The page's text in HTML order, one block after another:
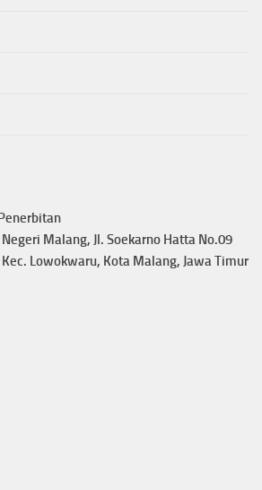
Malang, Jl. Soekarno Hatta No.09
Kec. Lowokwaru, Kota Malang, Jawa Timur